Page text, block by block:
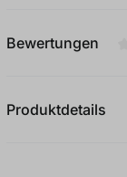
Bewertungen
Produktdetails